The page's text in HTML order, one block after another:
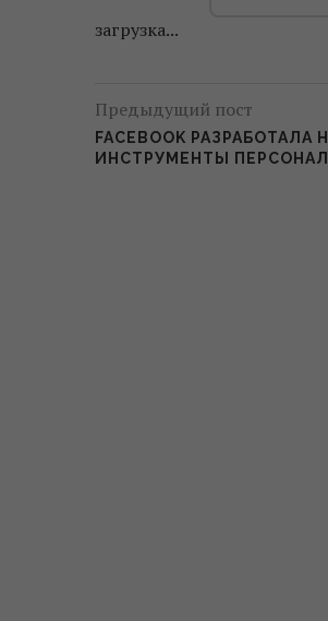
загрузка...
Предыдущий пост
FACEBOOK РАЗРАБОТАЛА
ИНСТРУМЕНТЫ